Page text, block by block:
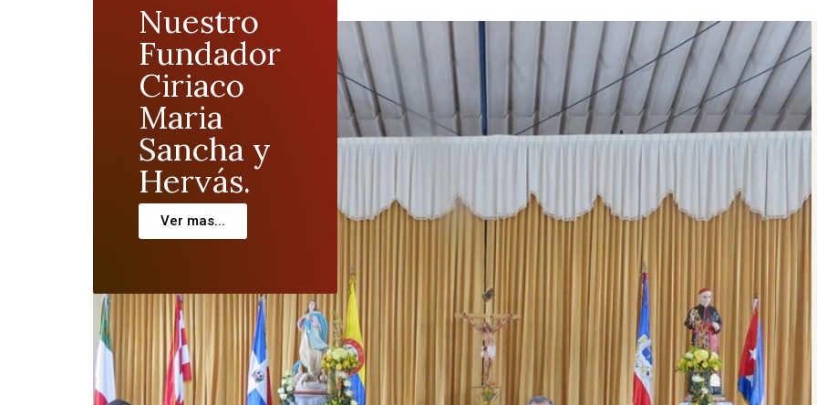
Nuestro
Fundador
Ciriaco
Maria
Sancha y
Hervás.
Ver mas...